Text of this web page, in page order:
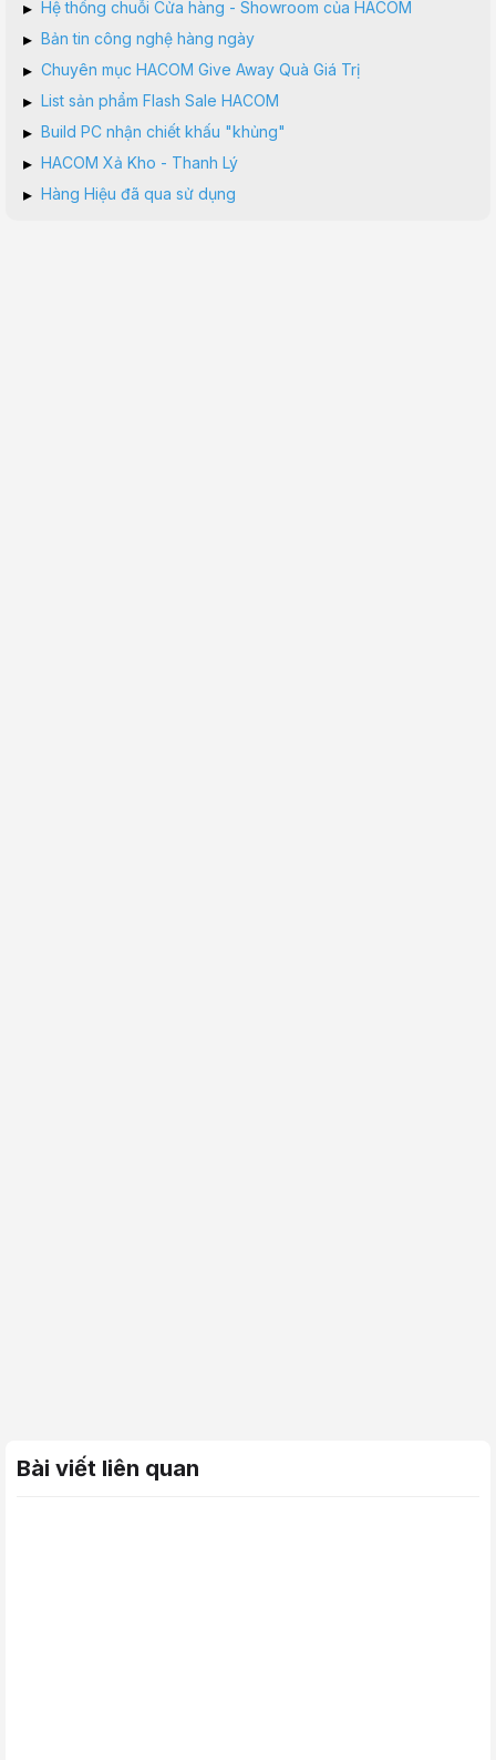
▸ Hệ thống chuỗi Cửa hàng - Showroom của HACOM
▸ Bản tin công nghệ hàng ngày
▸ Chuyên mục HACOM Give Away Quà Giá Trị
▸ List sản phẩm Flash Sale HACOM
▸ Build PC nhận chiết khấu "khủng"
▸ HACOM Xả Kho - Thanh Lý
▸ Hàng Hiệu đã qua sử dụng
Bài viết liên quan